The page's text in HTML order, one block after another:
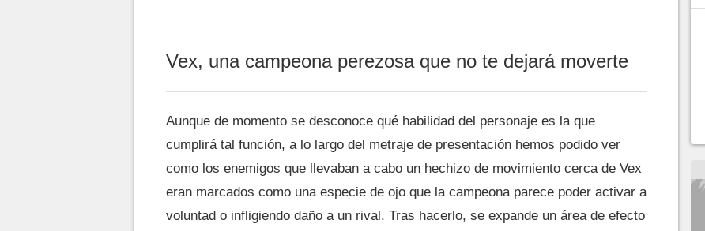
Vex, una campeona perezosa que no te dejará moverte
Aunque de momento se desconoce qué habilidad del personaje es la que
cumplirá tal función, a lo largo del metraje de presentación hemos podido ver
como los enemigos que llevaban a cabo un hechizo de movimiento cerca de Vex
eran marcados como una especie de ojo que la campeona parece poder activar a
voluntad o infligiendo daño a un rival. Tras hacerlo, se expande un área de efecto